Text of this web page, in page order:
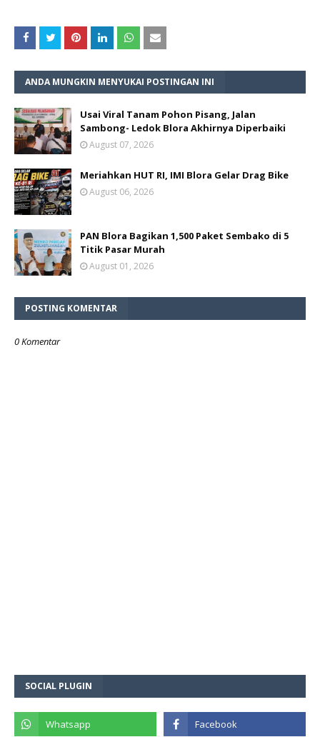
ANDA MUNGKIN MENYUKAI POSTINGAN INI
Usai Viral Tanam Pohon Pisang, Jalan
Sambong- Ledok Blora Akhirnya Diperbaiki
August 07, 2026
Meriahkan HUT RI, IMI Blora Gelar Drag Bike
August 06, 2026
PAN Blora Bagikan 1,500 Paket Sembako di 5
Titik Pasar Murah
August 01, 2026
POSTING KOMENTAR
0 Komentar
SOCIAL PLUGIN